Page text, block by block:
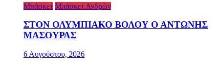
Μπάσκετ Μπάσκετ Ανδρών
ΣΤΟΝ ΟΛΥΜΠΙΑΚΟ ΒΟΛΟΥ Ο ΑΝΤΩΝΗΣ
ΜΑΣΟΥΡΑΣ
6 Αυγούστου, 2026